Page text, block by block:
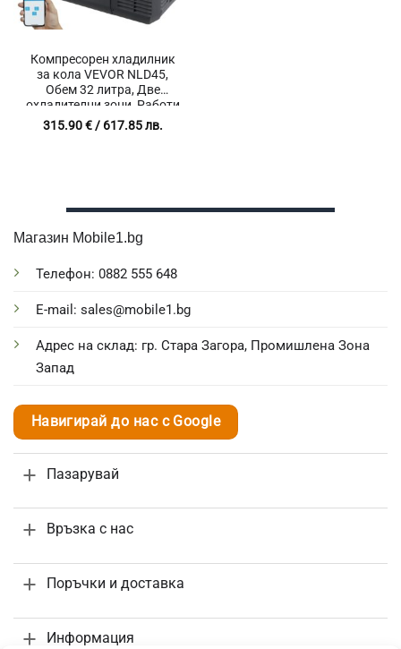
Компресорен хладилник
за кола VEVOR NLD45,
Обем 32 литра, Две
охладителни зони, Работи
с 12V и 220V захранване
315.90€/ 617.85 лв.
Магазин Mobile1.bg
Телефон: 0882 555 648
E-mail: sales@mobile1.bg
Адрес на склад: гр. Стара Загора, Промишлена Зона
Запад
Навигирай до нас с Google
Пазарувай
Връзка с нас
Поръчки и доставка
Информация